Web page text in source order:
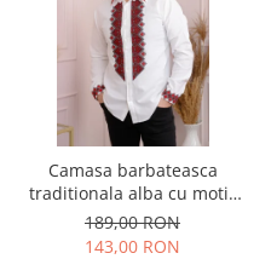
Camasa barbateasca
traditionala alba cu motiv
geometric rosu Petru 07
189,00 RON
143,00 RON